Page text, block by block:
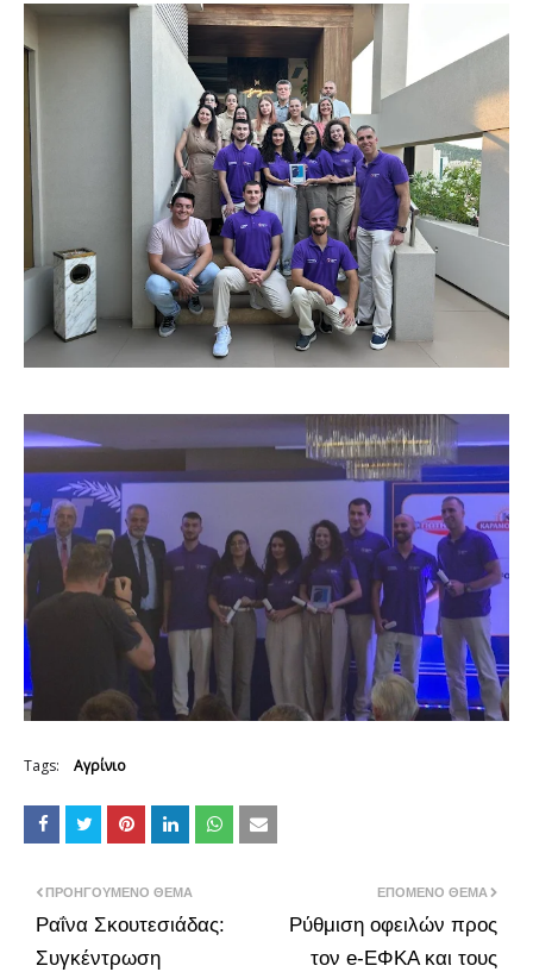
Tags: Αγρίνιο
ΕΠΌΜΕΝΟ ΘΈΜΑ
Ρύθμιση οφειλών προς
τον e-ΕΦΚΑ και τους
ΠΡΟΗΓΟΎΜΕΝΟ ΘΈΜΑ
Ραΐνα Σκουτεσιάδας:
Συγκέντρωση